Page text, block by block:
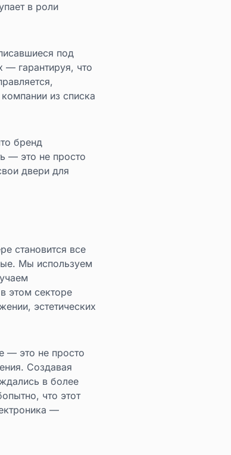
в роли
под
— гарантируя, что
из списка
бренд
— это не просто
двери для
становится все
Мы используем
этом секторе
эстетических
— это не просто
Создавая
в более
что этот
—